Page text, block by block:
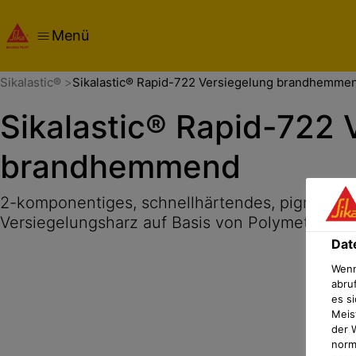
Menü
Sikalastic® Sikalastic® Rapid-722 Versiegelung
Sikalastic® Rapid-722
brandhemmend
2-komponentiges, schnellhärtendes,
Versiegelungsharz auf Basis von
es
der
ÜbersichtProduktdetailsAnwendungDokumente